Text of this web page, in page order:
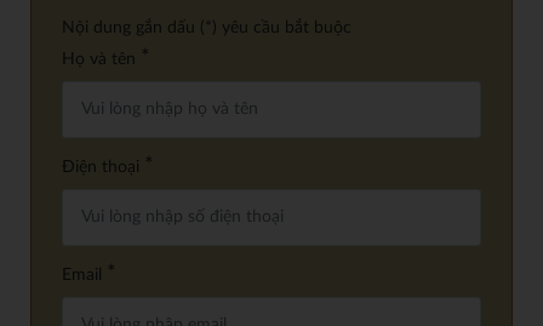
Nội dung gắn dấu (*) yêu cầu bắt buộc
Họ và tên *
Điện thoại *
Email *